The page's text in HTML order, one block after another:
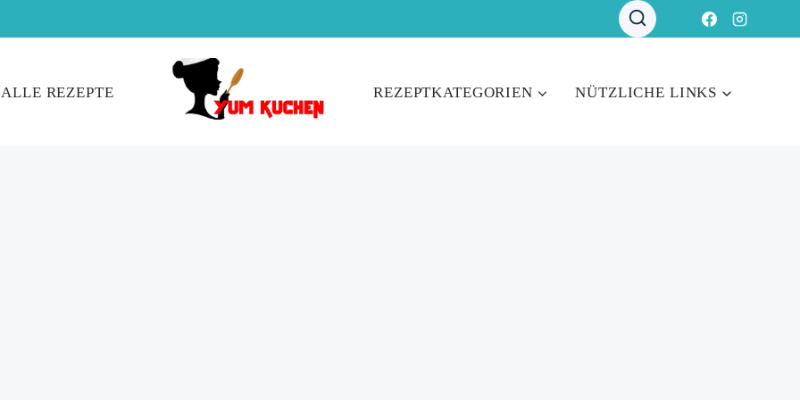
ALLE REZEPTE REZEPTKATEGORIEN NÜTZLICHE LINKS